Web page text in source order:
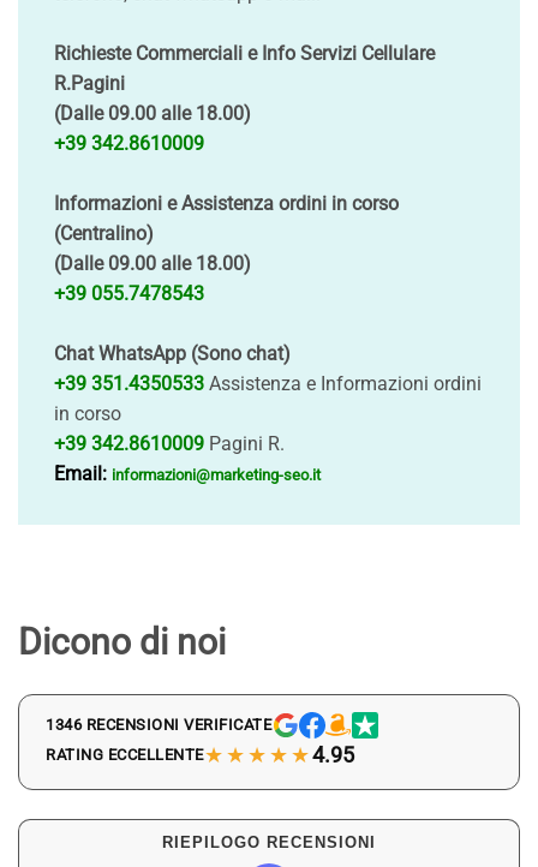
Richieste Commerciali e Info Servizi Cellulare
R.Pagini
(Dalle 09.00 alle 18.00)
+39 342.8610009
Informazioni e Assistenza ordini in corso
(Centralino)
(Dalle 09.00 alle 18.00)
+39 055.7478543
Chat WhatsApp (Sono chat)
+39 351.4350533 Assistenza e Informazioni ordini
in corso
+39 342.8610009 Pagini R.
Email: informazioni@marketing-seo.it
Dicono di noi
1346 RECENSIONI VERIFICATE
RATING ECCELLENTE★★★★★4.95
RIEPILOGO RECENSIONI